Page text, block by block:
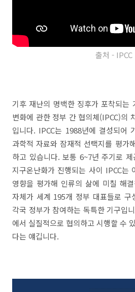
출처 - IPCC
기후 재난의 명백한 징후가 포착되는
변화에 관한 정부 간 협의체(IPCC)의
입니다. IPCC는 1988년에 결성되어
과학적 자료와 잠재적 선택지를 평가
하고 있습니다. 보통 6~7년 주기로
지구온난화가 진행되는 사이 IPCC는
영향을 평가해 인류의 삶에 미칠 해
자체가 세계 195개 정부 대표들로 구
각국 정부가 참여하는 독특한 기구입
에서 실질적으로 협의하고 시행할 수
다는 얘깁니다.